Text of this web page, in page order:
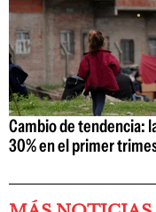
Cambio de tendencia:
30% en el primer